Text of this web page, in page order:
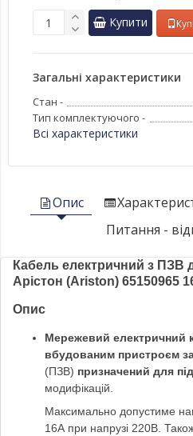
Купити
Загальні характеристики
Стан -
Тип комплектуючого -
Всі характеристики
Опис
Питання -
Кабель електричний з ПЗВ
Арістон (Ariston) 65150965
Опис
Мережевий електричний
вбудованим пристроєм
(ПЗВ) призначений для
модифікацій.
Максимально допустиме
16А при напрузі 220В.